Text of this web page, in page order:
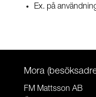
Ex. på
Mora
FM Mattsson AB